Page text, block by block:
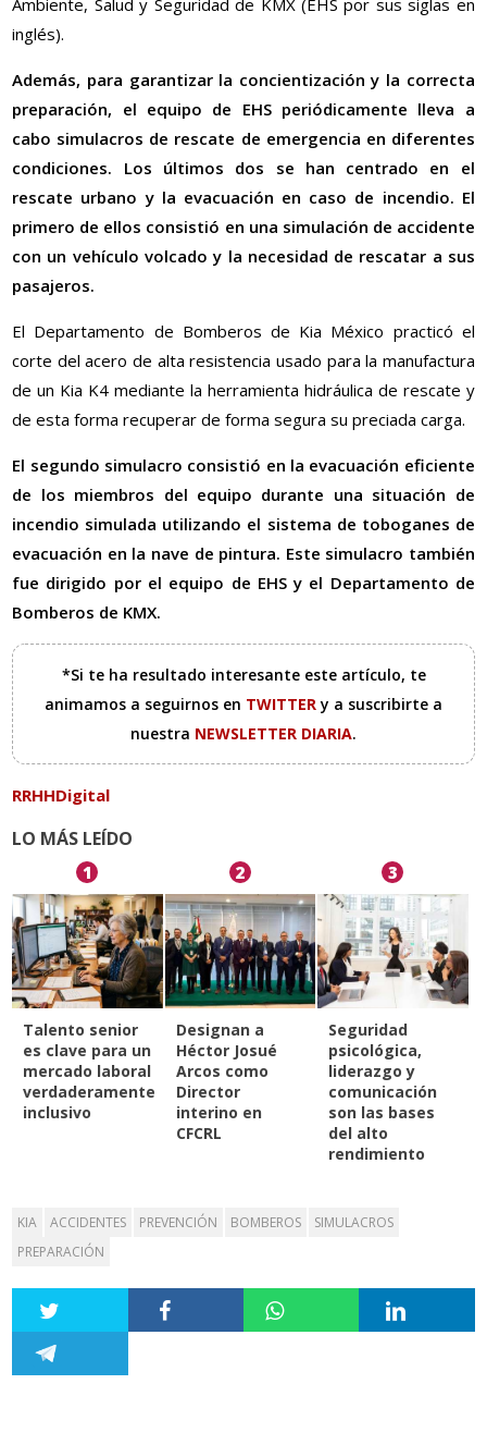
Ambiente, Salud y Seguridad de KMX (EHS por sus siglas en
inglés).
Además, para garantizar la concientización y la correcta
preparación, el equipo de EHS periódicamente lleva a
cabo simulacros de rescate de emergencia en diferentes
condiciones. Los últimos dos se han centrado en el
rescate urbano y la evacuación en caso de incendio. El
primero de ellos consistió en una simulación de accidente
con un vehículo volcado y la necesidad de rescatar a sus
pasajeros.
El Departamento de Bomberos de Kia México practicó el
corte del acero de alta resistencia usado para la manufactura
de un Kia K4 mediante la herramienta hidráulica de rescate y
de esta forma recuperar de forma segura su preciada carga.
El segundo simulacro consistió en la evacuación eficiente
de los miembros del equipo durante una situación de
incendio simulada utilizando el sistema de toboganes de
evacuación en la nave de pintura. Este simulacro también
fue dirigido por el equipo de EHS y el Departamento de
Bomberos de KMX.
*Si te ha resultado interesante este artículo, te
animamos a seguirnos en TWITTERy a suscribirte a
nuestra NEWSLETTER DIARIA.
RRHHDigital
LO MÁS LEÍDO
1
Talento senior
es clave para un
mercado laboral
verdaderamente
inclusivo
2
Designan a
Héctor Josué
Arcos como
Director
interino en
CFCRL
3
Seguridad
psicológica,
liderazgo y
comunicación
son las bases
del alto
rendimiento
KIA ACCIDENTES PREVENCIÓN BOMBEROS
SIMULACROS
PREPARACIÓN